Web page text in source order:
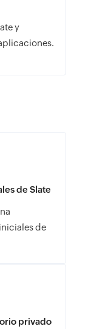
y
de Slate
de
privado